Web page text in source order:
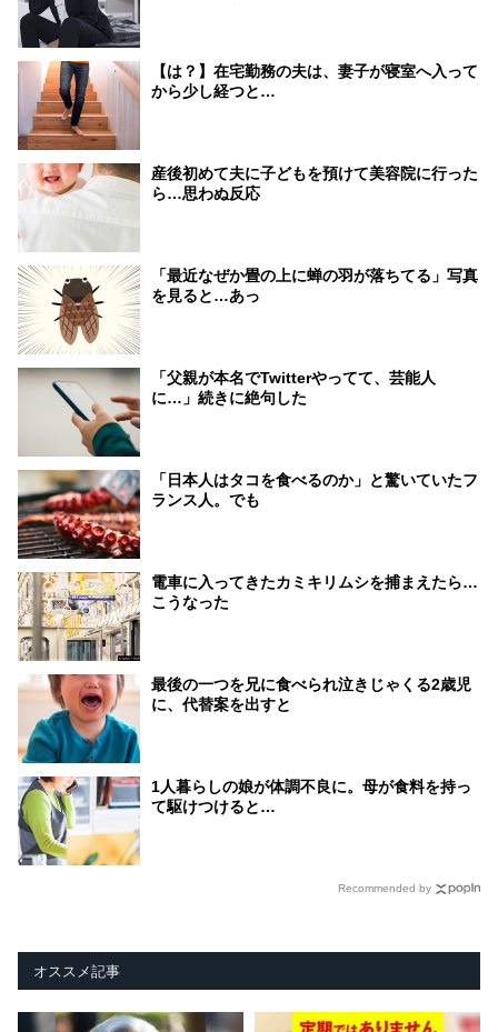
【は？】在宅勤務の夫は、妻子が寝室へ入って
から少し経つと…
産後初めて夫に子どもを預けて美容院に行った
ら…思わぬ反応
「最近なぜか畳の上に蝉の羽が落ちてる」写真
を見ると…あっ
「父親が本名でTwitterやってて、芸能人
に…」続きに絶句した
「日本人はタコを食べるのか」と驚いていたフ
ランス人。でも
電車に入ってきたカミキリムシを捕まえたら…
こうなった
最後の一つを兄に食べられ泣きじゃくる2歳児
に、代替案を出すと
1人暮らしの娘が体調不良に。母が食料を持っ
て駆けつけると…
Recommended by
オススメ記事